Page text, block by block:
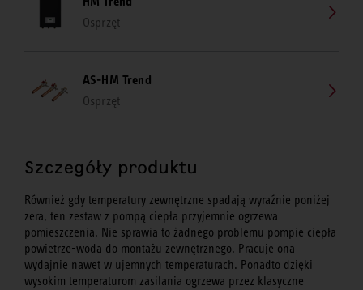
Osprzęt
AS-HM Trend
Osprzęt
Szczegóły produktu
Również gdy temperatury zewnętrzne spadają wyraźnie poniżej
zera, ten zestaw z pompą ciepła przyjemnie ogrzewa
pomieszczenia. Nie sprawia to żadnego problemu pompie ciepła
powietrze-woda do montażu zewnętrznego. Pracuje ona
wydajnie nawet w ujemnych temperaturach. Ponadto dzięki
wysokim temperaturom zasilania ogrzewa przez klasyczne